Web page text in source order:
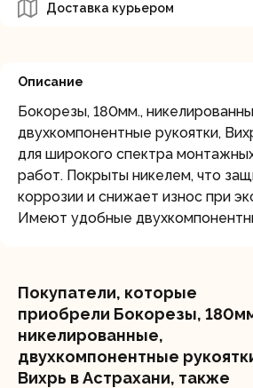
Доставка курьером
Описание
Бокорезы, 180мм.,
двухкомпонентные рукоятки,
для широкого спектра
работ. Покрыты никелем, что
коррозии и снижает износ при
Имеют удобные
Покупатели, которые
приобрели Бокорезы,
никелированные,
двухкомпонентные
Вихрь в Астрахани, также